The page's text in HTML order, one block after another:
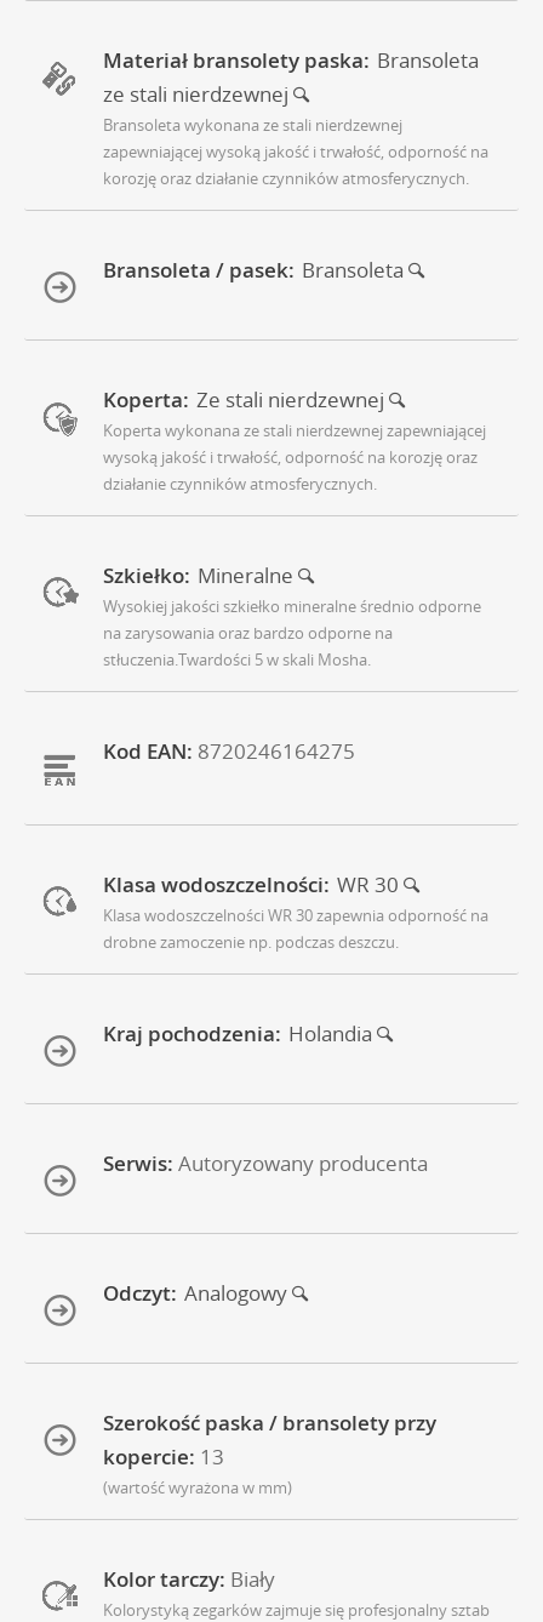
Materiał bransolety paska: Bransoleta
ze stali nierdzewnej
Bransoleta wykonana ze stali nierdzewnej
zapewniającej wysoką jakość i trwałość, odporność na
korozję oraz działanie czynników atmosferycznych.
Bransoleta / pasek: Bransoleta
Koperta: Ze stali nierdzewnej
Koperta wykonana ze stali nierdzewnej zapewniającej
wysoką jakość i trwałość, odporność na korozję oraz
działanie czynników atmosferycznych.
Szkiełko: Mineralne
Wysokiej jakości szkiełko mineralne średnio odporne
na zarysowania oraz bardzo odporne na
stłuczenia.Twardości 5 w skali Mosha.
Kod EAN: 8720246164275
Klasa wodoszczelności: WR 30
Klasa wodoszczelności WR 30 zapewnia odporność na
drobne zamoczenie np. podczas deszczu.
Kraj pochodzenia: Holandia
Serwis: Autoryzowany producenta
Odczyt: Analogowy
Szerokość paska / bransolety przy
kopercie: 13
(wartość wyrażona w mm)
Kolor tarczy: Biały
Kolorystyką zegarków zajmuje się profesjonalny sztab